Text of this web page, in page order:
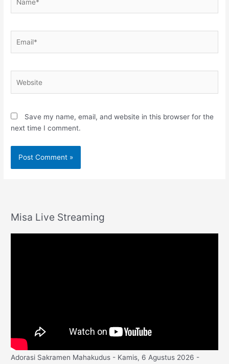
Save my name, email, and website in this browser for the
next time I comment.
Misa Live Streaming
Adorasi Sakramen Mahakudus - Kamis, 6 Agustus 2026 -